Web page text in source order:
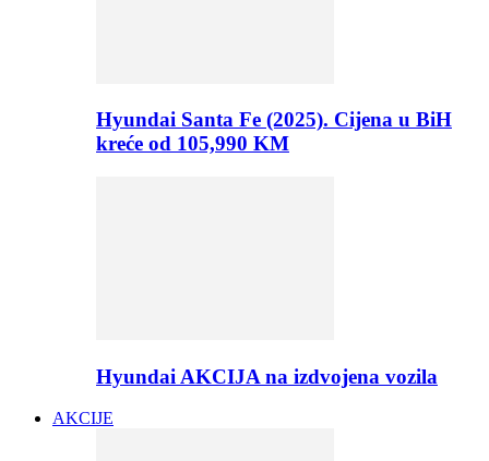
Hyundai Santa Fe (2025). Cijena u BiH
kreće od 105,990 KM
Hyundai AKCIJA na izdvojena vozila
AKCIJE